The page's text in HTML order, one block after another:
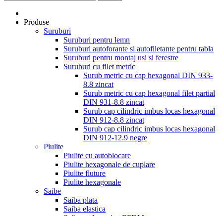
Produse
Suruburi
Suruburi pentru lemn
Suruburi autoforante si autofiletante pentru tabla
Suruburi pentru montaj usi si ferestre
Suruburi cu filet metric
Surub metric cu cap hexagonal DIN 933-
8.8 zincat
Surub metric cu cap hexagonal filet partial
DIN 931-8.8 zincat
Surub cap cilindric imbus locas hexagonal
DIN 912-8.8 zincat
Surub cap cilindric imbus locas hexagonal
DIN 912-12.9 negre
Piulite
Piulite cu autoblocare
Piulite hexagonale de cuplare
Piulite fluture
Piulite hexagonale
Saibe
Saiba plata
Saiba elastica